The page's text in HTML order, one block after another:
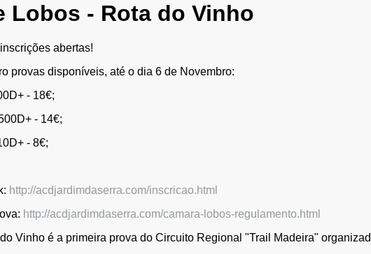
Lobos - Rota do Vinho
abertas!
provas disponíveis, até o dia 6 de Novembro:
- 18€;
- 14€;
- 8€;
http://acdjardimdaserra.com/inscricao.html
http://acdjardimdaserra.com/camara-lobos-regulamento.html
Vinho é a primeira prova do Circuito Regional "Trail Madeira"